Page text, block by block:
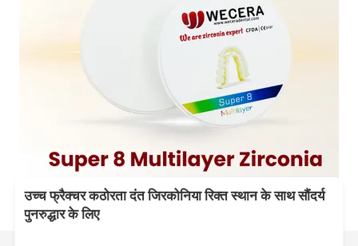
उच्च फ्रैक्चर कठोरता दंत जिरकोनिया रिक्त स्थान के साथ सौंदर्य
पुनरुद्धार के लिए